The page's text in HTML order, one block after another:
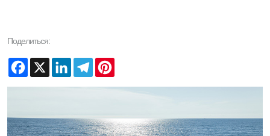
Поделиться:
Facebook
X LinkedInTelegram